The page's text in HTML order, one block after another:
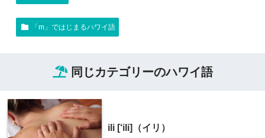
「m」ではじまるハワイ語
同じカテゴリーのハワイ語
ili [‘ili]（イリ）